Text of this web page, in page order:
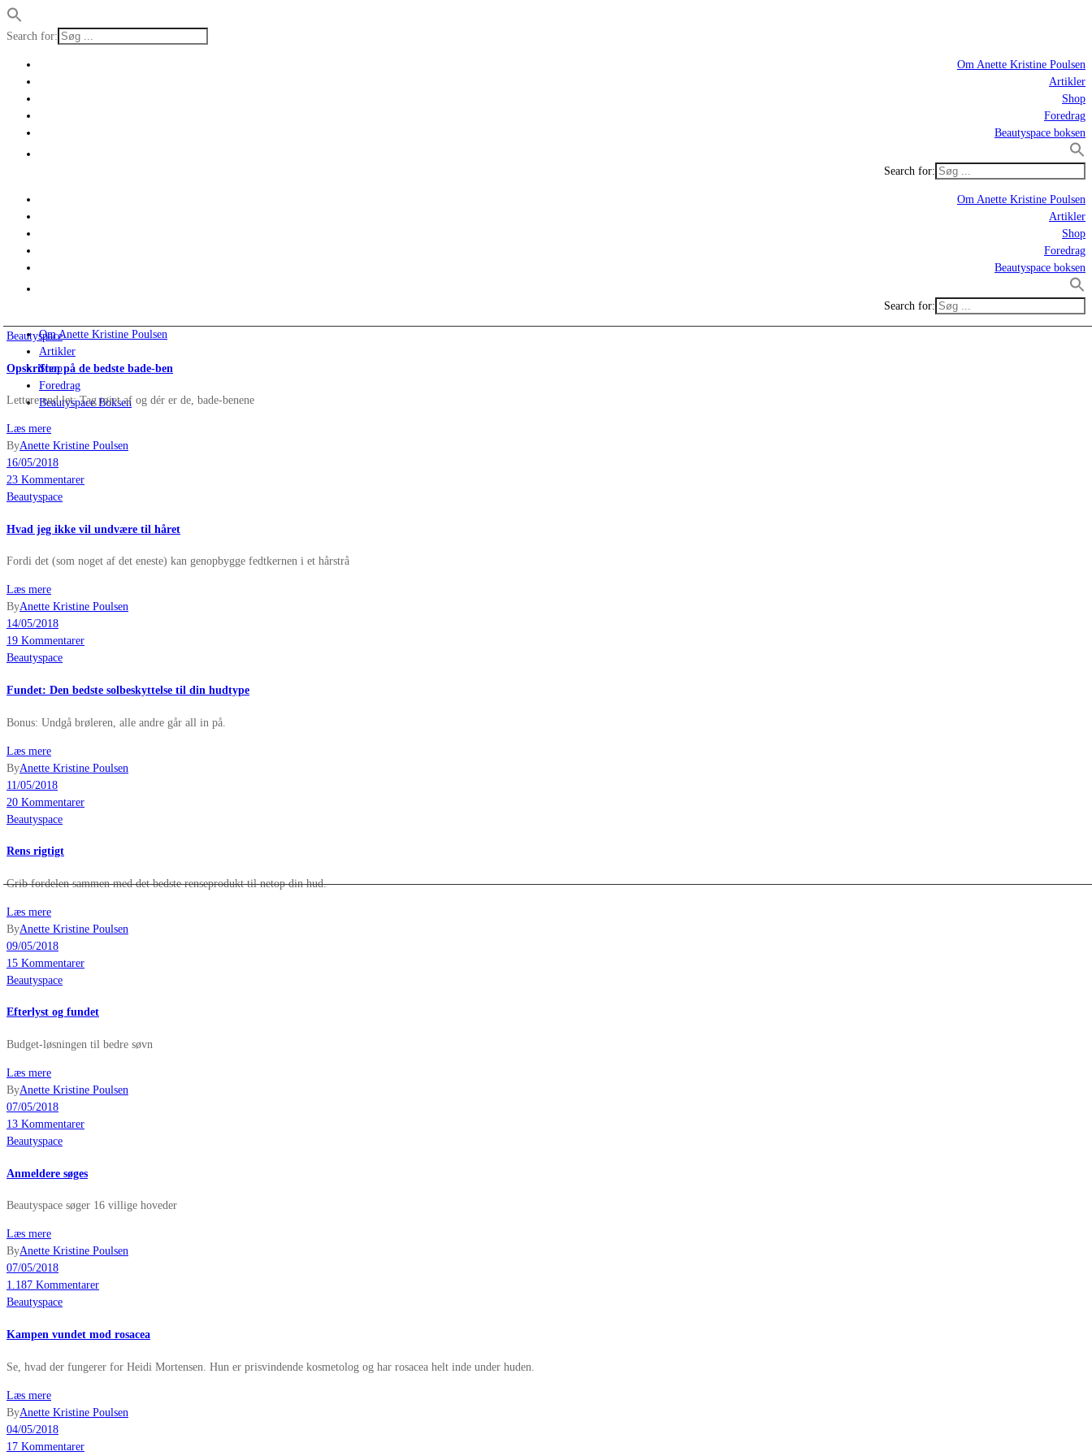
Search for:
Om Anette Kristine Poulsen
Artikler
Shop
Foredrag
Beautyspace boksen
Search for:
Om Anette Kristine Poulsen
Artikler
Shop
Foredrag
Beautyspace boksen
Search for:
Om Anette Kristine Poulsen
Artikler
Shop
Foredrag
Beautyspace Boksen
Beautyspace
Opskriften på de bedste bade-ben
Lettere end let: Tag tøjet af og dér er de, bade-benene
Læs mere
ByAnette Kristine Poulsen
16/05/2018
23 Kommentarer
Beautyspace
Hvad jeg ikke vil undvære til håret
Fordi det (som noget af det eneste) kan genopbygge fedtkernen i et hårstrå
Læs mere
ByAnette Kristine Poulsen
14/05/2018
19 Kommentarer
Beautyspace
Fundet: Den bedste solbeskyttelse til din hudtype
Bonus: Undgå brøleren, alle andre går all in på.
Læs mere
ByAnette Kristine Poulsen
11/05/2018
20 Kommentarer
Beautyspace
Rens rigtigt
Grib fordelen sammen med det bedste renseprodukt til netop din hud.
Læs mere
ByAnette Kristine Poulsen
09/05/2018
15 Kommentarer
Beautyspace
Efterlyst og fundet
Budget-løsningen til bedre søvn
Læs mere
ByAnette Kristine Poulsen
07/05/2018
13 Kommentarer
Beautyspace
Anmeldere søges
Beautyspace søger 16 villige hoveder
Læs mere
ByAnette Kristine Poulsen
07/05/2018
1.187 Kommentarer
Beautyspace
Kampen vundet mod rosacea
Se, hvad der fungerer for Heidi Mortensen. Hun er prisvindende kosmetolog og har rosacea helt inde under huden.
Læs mere
ByAnette Kristine Poulsen
04/05/2018
17 Kommentarer